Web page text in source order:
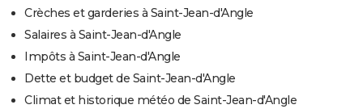
Crèches et garderies à Saint-Jean-d'Angle
Salaires à Saint-Jean-d'Angle
Impôts à Saint-Jean-d'Angle
Dette et budget de Saint-Jean-d'Angle
Climat et historique météo de Saint-Jean-d'Angle